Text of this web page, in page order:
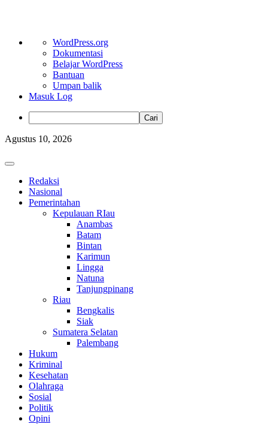
Tentang
WordPress
WordPress.org
Dokumentasi
Belajar WordPress
Bantuan
Umpan balik
Masuk Log
Cari
Skip
content
Agustus 10, 2026
Primary
Redaksi
Nasional
Pemerintahan
Kepulauan RIau
Anambas
Batam
Bintan
Karimun
Lingga
Natuna
Tanjungpinang
Riau
Bengkalis
Siak
Sumatera Selatan
Palembang
Hukum
Kriminal
Kesehatan
Olahraga
Sosial
Politik
Opini